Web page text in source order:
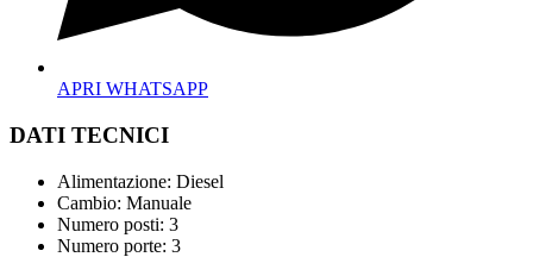
APRI WHATSAPP
DATI TECNICI
Alimentazione: Diesel
Cambio: Manuale
Numero posti: 3
Numero porte: 3